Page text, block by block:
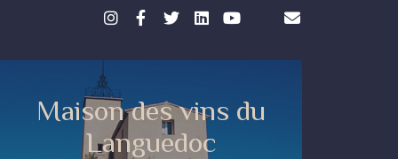
Maison des vins du
Languedoc